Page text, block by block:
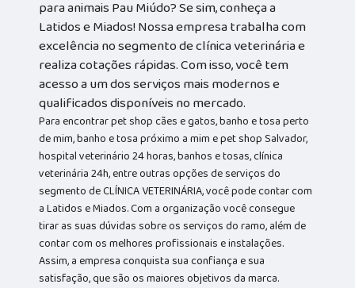
para animais Pau Miúdo? Se sim, conheça a
Latidos e Miados! Nossa empresa trabalha com
excelência no segmento de clínica veterinária e
realiza cotações rápidas. Com isso, você tem
acesso a um dos serviços mais modernos e
qualificados disponíveis no mercado.
Para encontrar pet shop cães e gatos, banho e tosa perto
de mim, banho e tosa próximo a mim e pet shop Salvador,
hospital veterinário 24 horas, banhos e tosas, clínica
veterinária 24h, entre outras opções de serviços do
segmento de CLÍNICA VETERINÁRIA, você pode contar com
a Latidos e Miados. Com a organização você consegue
tirar as suas dúvidas sobre os serviços do ramo, além de
contar com os melhores profissionais e instalações.
Assim, a empresa conquista sua confiança e sua
satisfação, que são os maiores objetivos da marca.